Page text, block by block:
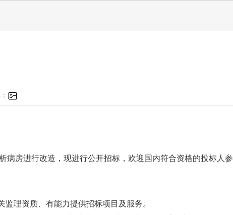
房进行改造，现进行公开招标，欢迎国内符合资格的投标人参
理资质、有能力提供招标项目及服务。